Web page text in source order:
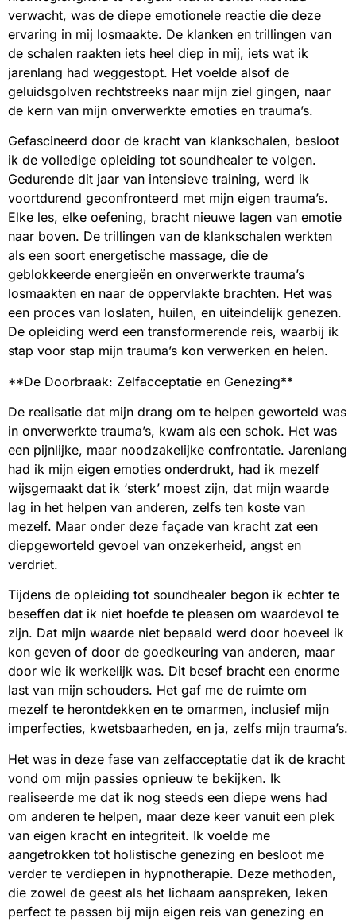
verwacht, was de diepe emotionele reactie die deze
ervaring in mij losmaakte. De klanken en trillingen van
de schalen raakten iets heel diep in mij, iets wat ik
jarenlang had weggestopt. Het voelde alsof de
geluidsgolven rechtstreeks naar mijn ziel gingen, naar
de kern van mijn onverwerkte emoties en trauma’s.
Gefascineerd door de kracht van klankschalen, besloot
ik de volledige opleiding tot soundhealer te volgen.
Gedurende dit jaar van intensieve training, werd ik
voortdurend geconfronteerd met mijn eigen trauma’s.
Elke les, elke oefening, bracht nieuwe lagen van emotie
naar boven. De trillingen van de klankschalen werkten
als een soort energetische massage, die de
geblokkeerde energieën en onverwerkte trauma’s
losmaakten en naar de oppervlakte brachten. Het was
een proces van loslaten, huilen, en uiteindelijk genezen.
De opleiding werd een transformerende reis, waarbij ik
stap voor stap mijn trauma’s kon verwerken en helen.
**De Doorbraak: Zelfacceptatie en Genezing**
De realisatie dat mijn drang om te helpen geworteld was
in onverwerkte trauma’s, kwam als een schok. Het was
een pijnlijke, maar noodzakelijke confrontatie. Jarenlang
had ik mijn eigen emoties onderdrukt, had ik mezelf
wijsgemaakt dat ik ‘sterk’ moest zijn, dat mijn waarde
lag in het helpen van anderen, zelfs ten koste van
mezelf. Maar onder deze façade van kracht zat een
diepgeworteld gevoel van onzekerheid, angst en
verdriet.
Tijdens de opleiding tot soundhealer begon ik echter te
beseffen dat ik niet hoefde te pleasen om waardevol te
zijn. Dat mijn waarde niet bepaald werd door hoeveel ik
kon geven of door de goedkeuring van anderen, maar
door wie ik werkelijk was. Dit besef bracht een enorme
last van mijn schouders. Het gaf me de ruimte om
mezelf te herontdekken en te omarmen, inclusief mijn
imperfecties, kwetsbaarheden, en ja, zelfs mijn trauma’s.
Het was in deze fase van zelfacceptatie dat ik de kracht
vond om mijn passies opnieuw te bekijken. Ik
realiseerde me dat ik nog steeds een diepe wens had
om anderen te helpen, maar deze keer vanuit een plek
van eigen kracht en integriteit. Ik voelde me
aangetrokken tot holistische genezing en besloot me
verder te verdiepen in hypnotherapie. Deze methoden,
die zowel de geest als het lichaam aanspreken, leken
perfect te passen bij mijn eigen reis van genezing en